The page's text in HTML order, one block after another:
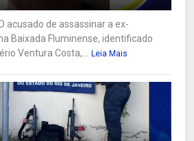
acusado de assassinar a ex-
Baixada Fluminense, identificado
Ventura Costa,...
Leia Mais